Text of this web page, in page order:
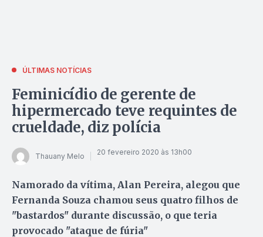
ÚLTIMAS NOTÍCIAS
Feminicídio de gerente de
hipermercado teve requintes de
crueldade, diz polícia
Thauany Melo 20 fevereiro 2020 às 13h00
Namorado da vítima, Alan Pereira, alegou que
Fernanda Souza chamou seus quatro filhos de
"bastardos" durante discussão, o que teria
provocado "ataque de fúria"